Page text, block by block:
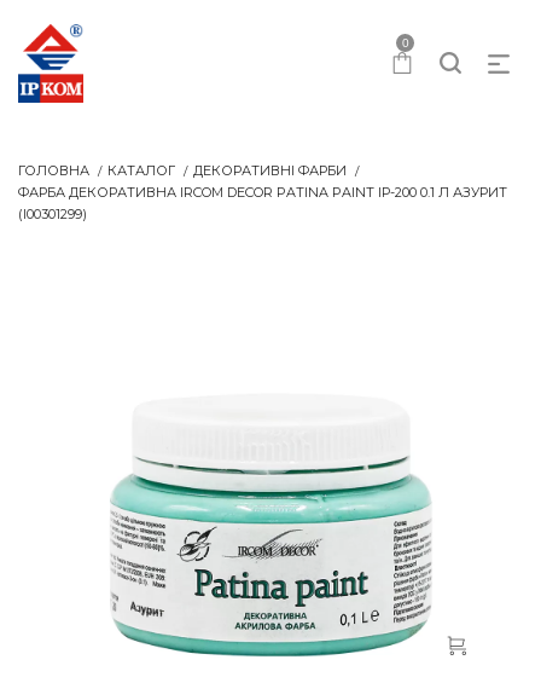
0
ГОЛОВНА КАТАЛОГ
ДЕКОРАТИВНІ ФАРБИ
ФАРБА ДЕКОРАТИВНА IRCOM DECOR PATINA PAINT IР-200 0.1 Л АЗУРИТ
(I00301299)